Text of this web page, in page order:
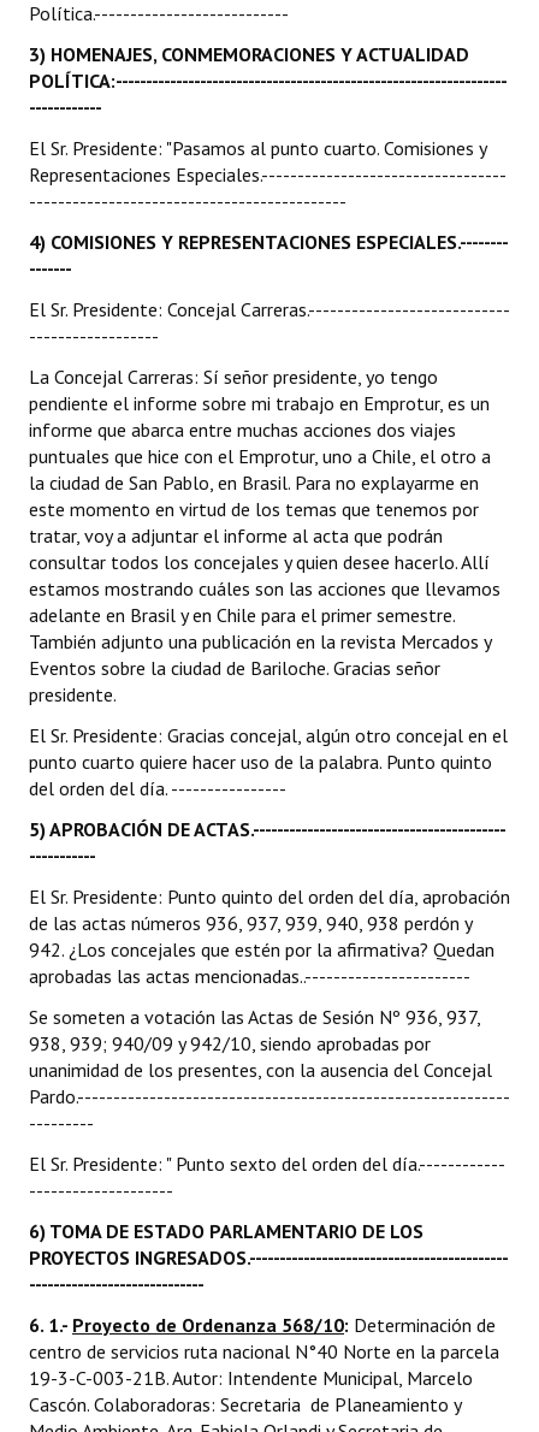
Política.---------------------------
3) HOMENAJES, CONMEMORACIONES Y ACTUALIDAD
POLÍTICA:-----------------------------------------------------------------
------------
El Sr. Presidente: "Pasamos al punto cuarto. Comisiones y
Representaciones Especiales.----------------------------------
--------------------------------------------
4) COMISIONES Y REPRESENTACIONES ESPECIALES.--------
-------
El Sr. Presidente: Concejal Carreras.----------------------------
------------------
La Concejal Carreras: Sí señor presidente, yo tengo
pendiente el informe sobre mi trabajo en Emprotur, es un
informe que abarca entre muchas acciones dos viajes
puntuales que hice con el Emprotur, uno a Chile, el otro a
la ciudad de San Pablo, en Brasil. Para no explayarme en
este momento en virtud de los temas que tenemos por
tratar, voy a adjuntar el informe al acta que podrán
consultar todos los concejales y quien desee hacerlo. Allí
estamos mostrando cuáles son las acciones que llevamos
adelante en Brasil y en Chile para el primer semestre.
También adjunto una publicación en la revista Mercados y
Eventos sobre la ciudad de Bariloche. Gracias señor
presidente.
El Sr. Presidente: Gracias concejal, algún otro concejal en el
punto cuarto quiere hacer uso de la palabra. Punto quinto
del orden del día. ----------------
5) APROBACIÓN DE ACTAS.------------------------------------------
-----------
El Sr. Presidente: Punto quinto del orden del día, aprobación
de las actas números 936, 937, 939, 940, 938 perdón y
942. ¿Los concejales que estén por la afirmativa? Quedan
aprobadas las actas mencionadas..-----------------------
Se someten a votación las Actas de Sesión Nº 936, 937,
938, 939; 940/09 y 942/10, siendo aprobadas por
unanimidad de los presentes, con la ausencia del Concejal
Pardo.------------------------------------------------------------
---------
El Sr. Presidente: " Punto sexto del orden del día.------------
--------------------
6) TOMA DE ESTADO PARLAMENTARIO DE LOS
PROYECTOS INGRESADOS.-------------------------------------------
-----------------------------
6. 1.- Proyecto de Ordenanza 568/10: Determinación de
centro de servicios ruta nacional N°40 Norte en la parcela
19-3-C-003-21B. Autor: Intendente Municipal, Marcelo
Cascón. Colaboradoras: Secretaria de Planeamiento y